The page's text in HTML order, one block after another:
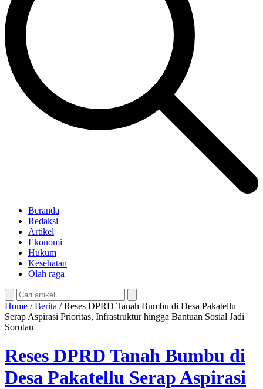
Beranda
Redaksi
Artikel
Ekonomi
Hukum
Kesehatan
Olah raga
Home /Berita /Reses DPRD Tanah Bumbu di Desa Pakatellu
Serap Aspirasi Prioritas, Infrastruktur hingga Bantuan Sosial Jadi
Sorotan
Reses DPRD Tanah Bumbu di
Desa Pakatellu Serap Aspirasi